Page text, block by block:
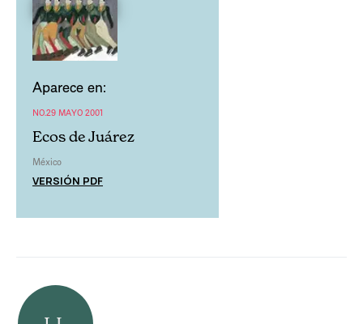
Aparece en:
NO.29 MAYO 2001
Ecos de Juárez
México
VERSIÓN PDF